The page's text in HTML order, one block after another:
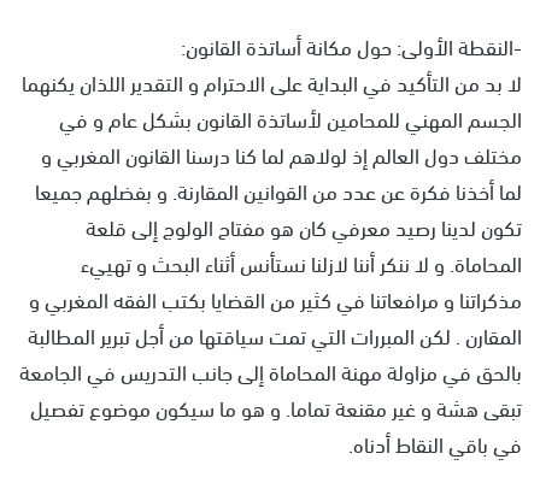
-النقطة الأولى: حول مكانة أساتذة القانون:
لا بد من التأكيد في البداية على الاحترام و التقدير اللذان يكنهما
الجسم المهني للمحامين لأساتذة القانون بشكل عام و في
مختلف دول العالم إذ لولاهم لما كنا درسنا القانون المغربي و
لما أخذنا فكرة عن عدد من القوانين المقارنة. و بفضلهم جميعا
تكون لدينا رصيد معرفي كان هو مفتاح الولوج إلى قلعة
المحاماة. و لا ننكر أننا لازلنا نستأنس أثناء البحث و تهييء
مذكراتنا و مرافعاتنا في كثير من القضايا بكتب الفقه المغربي و
المقارن . لكن المبررات التي تمت سياقتها من أجل تبرير المطالبة
بالحق في مزاولة مهنة المحاماة إلى جانب التدريس في الجامعة
تبقى هشة و غير مقنعة تماما. و هو ما سيكون موضوع تفصيل
في باقي النقاط أدناه.